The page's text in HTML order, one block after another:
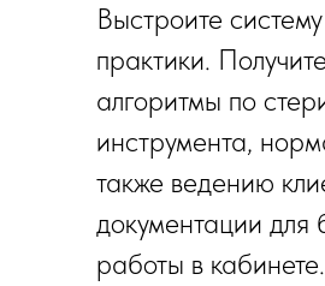
Выстроите
практики.
алгоритмы по
инструмента,
также ведению
документации для
работы в кабинете.